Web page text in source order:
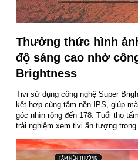
Thưởng thức hình
độ sáng cao nhờ
Brightness
Tivi sử dụng công nghệ Super
kết hợp cùng tấm nền IPS, giúp
góc nhìn rộng đến 178. Tuổi thọ
trải nghiệm xem tivi ấn tượng